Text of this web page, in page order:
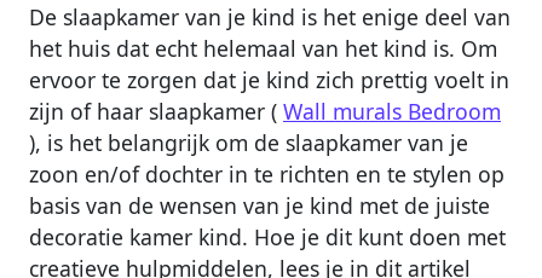
De slaapkamer van je kind is het enige deel van
het huis dat echt helemaal van het kind is. Om
ervoor te zorgen dat je kind zich prettig voelt in
zijn of haar slaapkamer ( Wall murals Bedroom
), is het belangrijk om de slaapkamer van je
zoon en/of dochter in te richten en te stylen op
basis van de wensen van je kind met de juiste
decoratie kamer kind. Hoe je dit kunt doen met
creatieve hulpmiddelen, lees je in dit artikel